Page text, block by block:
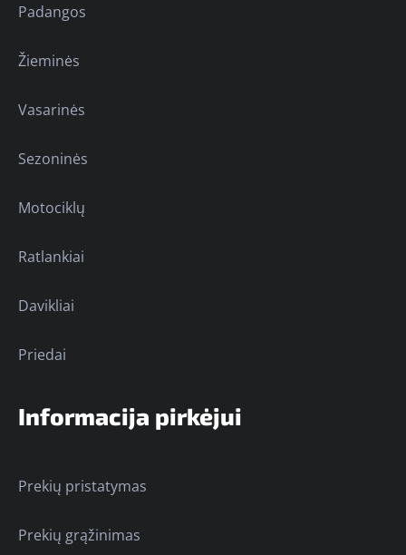
Padangos
Žieminės
Vasarinės
Sezoninės
Motociklų
Ratlankiai
Davikliai
Priedai
Informacija pirkėjui
Prekių pristatymas
Prekių grąžinimas